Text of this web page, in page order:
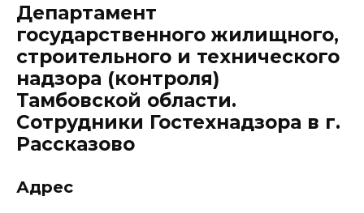
Департамент
государственного жилищного,
строительного и технического
надзора (контроля)
Тамбовской области.
Сотрудники Гостехнадзора в г.
Рассказово
Адрес